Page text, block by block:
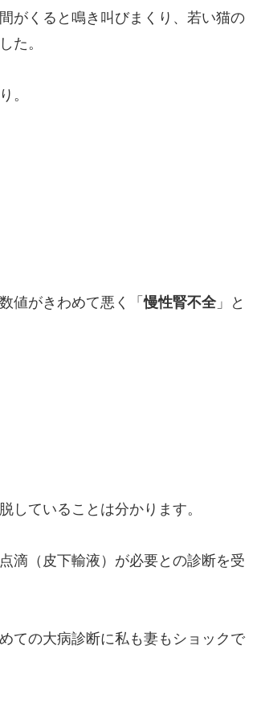
がくると鳴き叫びまくり、若い猫の
た。
。
値がきわめて悪く「慢性腎不全」と
していることは分かります。
滴（皮下輸液）が必要との診断を受
ての大病診断に私も妻もショックで